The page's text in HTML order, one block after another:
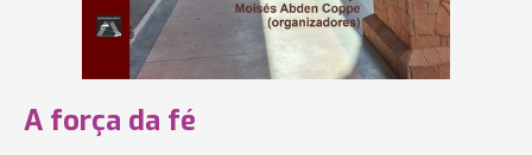
A força da fé